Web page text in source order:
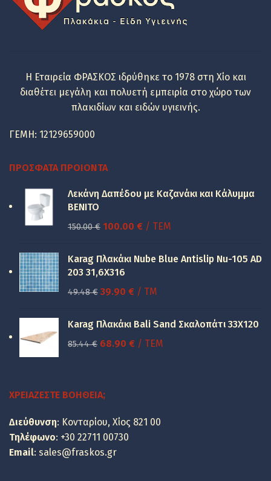
Η Εταιρεία ΦΡΑΣΚΟΣ ιδρύθηκε το 1978 στη Χίο και
διαθέτει μεγάλη και πολυετή εμπειρία στο χώρο των
πλακιδίων και ειδών υγιεινής.
ΓΕΜΗ: 12129659000
ΠΡΌΣΦΑΤΑ ΠΡΟΙΌΝΤΑ
Λεκάνη Δαπέδου με Καζανάκι και Κάλυμμα
BENITO
150.00€ Original
was:
150.00 €.
100.00 €Η
τιμή
100.00 €.
/ ΤΕΜ
Karag Πλακάκι Nube Blue Antislip Nu-105 AD
203 31,6X316
49.48€ Original
was:
39.90 €Η
τιμή
είναι:
39.90 €.
/ TM
Karag Πλακάκι Bali Sand Σκαλοπάτι 33Χ120
85.44€ Original
68.90 €Η/ ΤΕΜ
ΧΡΕΙΆΖΕΣΤΕ ΒΟΉΘΕΙΑ;
Διεύθυνση: Κονταρίου, Χίος 821 00
Τηλέφωνο: +30 22711 00730
Email: sales@fraskos.gr